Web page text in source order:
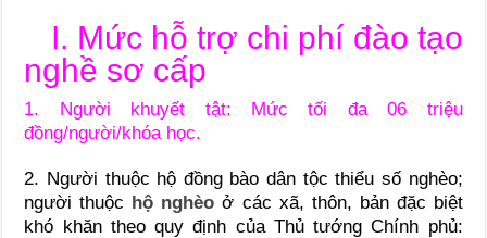
I. Mức hỗ trợ chi phí đào tạo
nghề sơ cấp
1. Người khuyết tật: Mức tối đa 06 triệu
đồng/người/khóa học.
2. Người thuộc hộ đồng bào dân tộc thiểu số nghèo;
người thuộc hộ nghèoở các xã, thôn, bản đặc biệt
khó khăn theo quy định của Thủ tướng Chính phủ: